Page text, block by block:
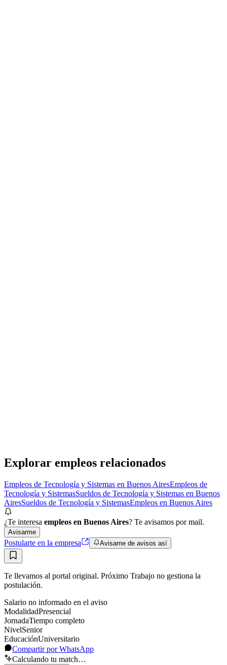
Explorar empleos relacionados
Empleos de Tecnología y Sistemas en Buenos AiresEmpleos de
Tecnología y SistemasSueldos de Tecnología y Sistemas en Buenos
AiresSueldos de Tecnología y SistemasEmpleos en Buenos Aires
¿Te interesa empleos en Buenos Aires? Te avisamos por mail.
Avisarme
Postularte en la empresa Avisame de avisos así
Te llevamos al portal original. Próximo Trabajo no gestiona la
postulación.
Salario no informado en el aviso
ModalidadPresencial
JornadaTiempo completo
NivelSenior
EducaciónUniversitario
Compartir por WhatsApp
Calculando tu match…